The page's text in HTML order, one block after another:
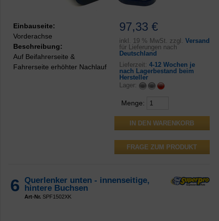
97,33 €
inkl. 19 % MwSt. zzgl. Versand
für Lieferungen nach
Deutschland
Lieferzeit: 4-12 Wochen je
nach Lagerbestand beim
Hersteller
Lager:
Menge:
FRAGE ZUM PRODUKT
Einbauseite:
Vorderachse
Beschreibung:
Auf Beifahrerseite &
Fahrerseite erhöhter Nachlauf
6
Querlenker unten - innenseitige,
hintere Buchsen
Art-Nr. SPF1502XK